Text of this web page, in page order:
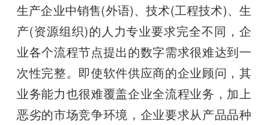
生产企业中销售(外语)、技术(工程技术)、生
产(资源组织)的人力专业要求完全不同，企
业各个流程节点提出的数字需求很难达到一
次性完整。即使软件供应商的企业顾问，其
业务能力也很难覆盖企业全流程业务，加上
恶劣的市场竞争环境，企业要求从产品品种